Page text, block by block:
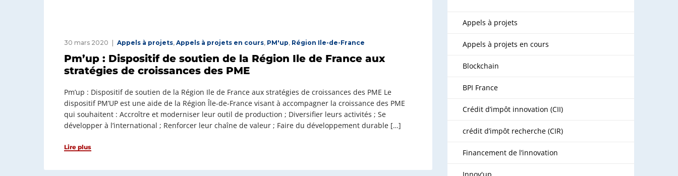
30 mars 2020 Appels à projets, Appels à projets en cours, PM'up, Région Ile-de-France
Pm’up : Dispositif de soutien de la Région Ile de France aux
stratégies de croissances des PME
Pm’up : Dispositif de soutien de la Région Ile de France aux stratégies de croissances des PME Le
dispositif PM’UP est une aide de la Région Île-de-France visant à accompagner la croissance des PME
qui souhaitent : Accroître et moderniser leur outil de production ; Diversifier leurs activités ; Se
développer à l’international ; Renforcer leur chaîne de valeur ; Faire du développement durable […]
Lire plus
Appels à projets
Appels à projets en cours
Blockchain
BPI France
Crédit d’impôt innovation (CII)
crédit d’impôt recherche (CIR)
Financement de l’innovation